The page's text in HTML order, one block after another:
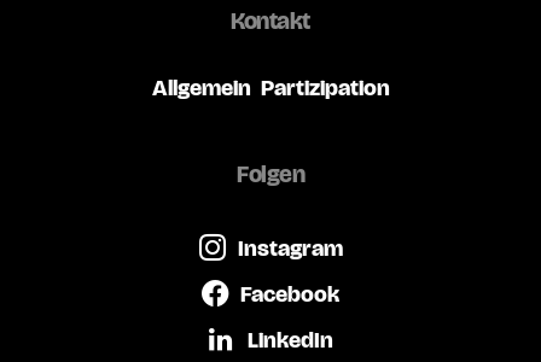
Kontakt
Allgemein Partizipation
Folgen
Instagram
Facebook
LinkedIn